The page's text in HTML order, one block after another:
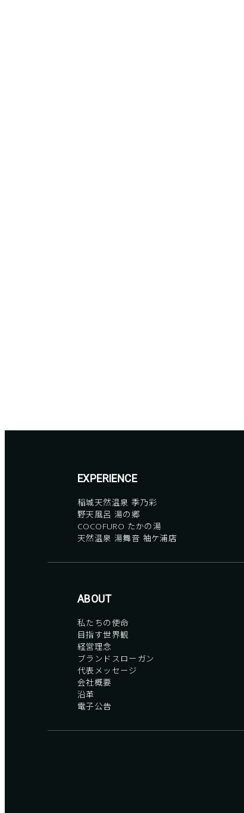
EXPERIENCE
稲城天然温泉 季乃彩
野天風呂 湯の郷
COCOFURO たかの湯
天然温泉 湯舞音 袖ケ浦店
ABOUT
私たちの使命
目指す世界観
経営理念
ブランドスローガン
代表メッセージ
会社概要
沿革
電子公告